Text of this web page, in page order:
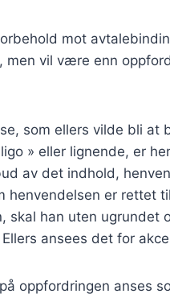
mot
men vil være enn
som ellers vilde bli
» eller lignende, er
av det indhold,
henvendelsen er rettet
skal han uten ugrundet
ansees det for
oppfordringen anses